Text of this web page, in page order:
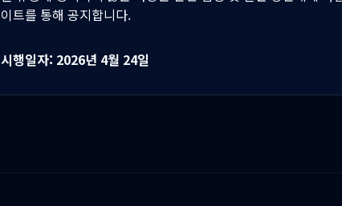
이트를 통해 공지합니다.
시행일자: 2026년 4월 24일